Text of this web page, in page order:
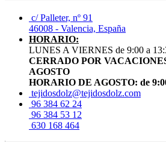
c/ Palleter, nº 91
46008 - Valencia, España
HORARIO:
LUNES A VIERNES de 9:00 a
CERRADO POR
AGOSTO
HORARIO DE AGOSTO: de
tejidosdolz@tejidosdolz.com
96 384 62 24
96 384 53 12
630 168 464